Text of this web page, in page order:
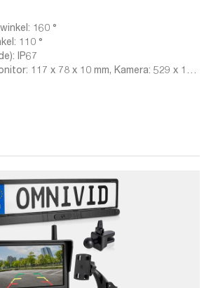
160 °
110 °
IP67
117 x 78 x 10 mm, Kamera: 529 x 130